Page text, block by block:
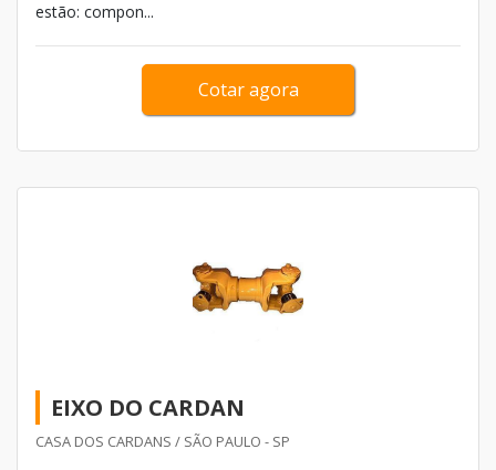
estão: compon...
Cotar agora
EIXO DO CARDAN
CASA DOS CARDANS / SÃO PAULO - SP